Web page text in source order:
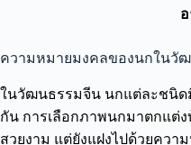
ความหมายมงคลของนกในวั
ในวัฒนธรรมจีน นกแต่ละชนิ
กัน การเลือกภาพนกมาตกแต่ง
สวยงาม แต่ยังแฝงไปด้วยควา